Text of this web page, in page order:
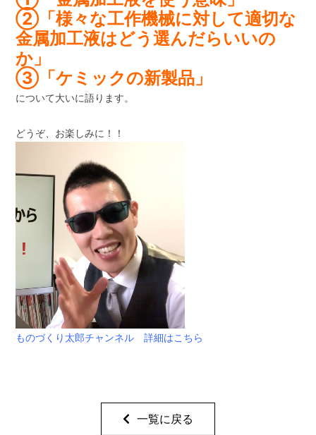
②「様々な工作機械に対して適切な
金属加工液はどう選んだらいいの
か」
③「ケミックの新製品」
について大いに語ります。
どうぞ、お楽しみに！！
ものづくり太郎チャンネル 詳細はこちら
一覧に戻る